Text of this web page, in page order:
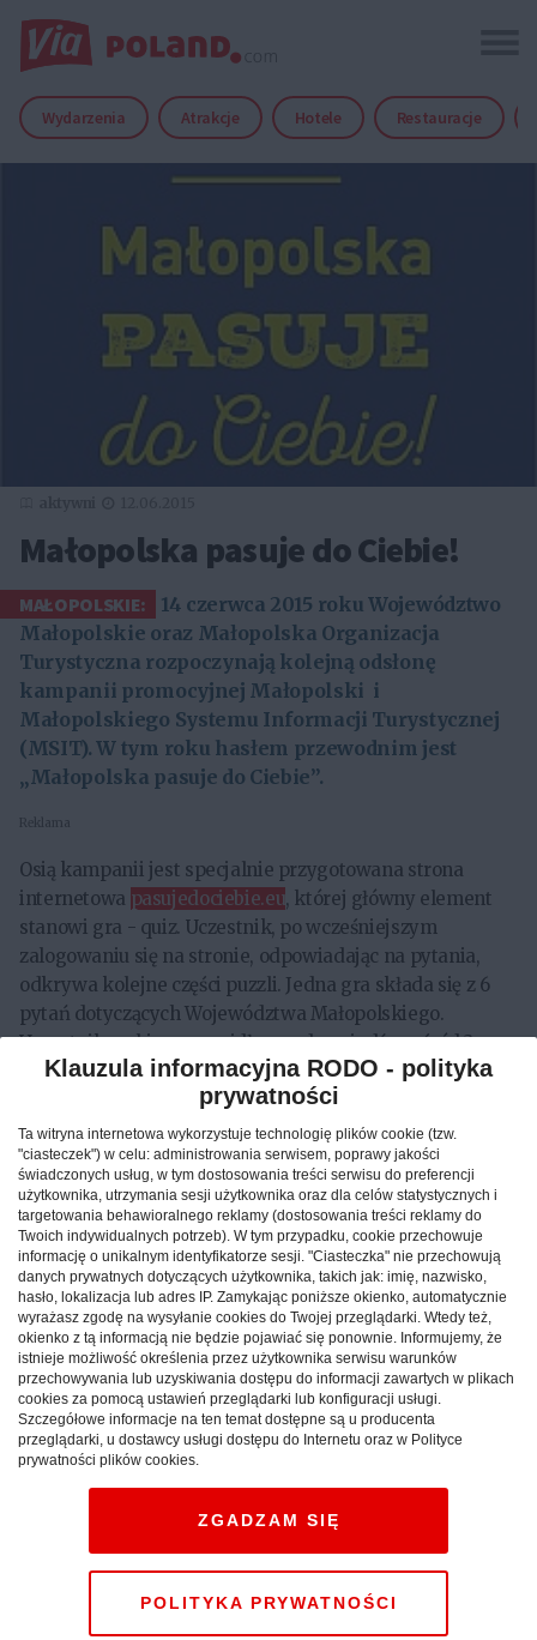
Wydarzenia Atrakcje Hotele Restauracje
Małopolska pasuje do Ciebie!
MAŁOPOLSKIE:
14 czerwca 2015 roku Województwo
Małopolskie oraz Małopolska Organizacja
Turystyczna rozpoczynają kolejną odsłonę
kampanii promocyjnej Małopolski i
Małopolskiego Systemu Informacji Turystycznej
(MSIT). W tym roku hasłem przewodnim jest
„Małopolska pasuje do Ciebie”.
Reklama
Osią kampanii jest specjalnie przygotowana strona
internetowa pasujedociebie.eu, której główny element
stanowi gra - quiz. Uczestnik, po wcześniejszym
zalogowaniu się na stronie, odpowiadając na pytania,
odkrywa kolejne części puzzli. Jedna gra składa się z 6
pytań dotyczących Województwa Małopolskiego.
Uczestnik wybiera prawidłową odpowiedź spośród 3
propozycji. Każda poprawna odpowiedź, odkrywa
fragment zdjęcia - puzzla z charakterystycznym dla
Małopolski motywem. Na zakończenie rundy, po
przejściu 6 pytań pojawia się całe zdjęcie, a gracz musi
odgadnąć co na nim widnieje. Gra kończy się po
3 rundach, wygrywa osoba, która zdobędzie największą
liczbę punktów w jak najkrótszym czasie. O miejscu w
tzw. rankingu „Mistrza Województwa Małopolskiego”
decyduje suma zgromadzonych punktów i czas, jaki
gracz poświęcił na jedną grę. W quizie można brać udział
nieograniczoną liczbę razy. Dla Mistrza Województwa
przewidziana jest atrakcyjna nagroda - weekend
w czterogwiazdkowym hotelu na terenie Małopolski.
Hasło tegorocznej kampanii, „Małopolska pasuje do
Ciebie” nawiązuje do specyfiki całego województwa.
tu nie tylko o dziedzictwie historycznym i kulturalnym, ale także
o zróżnicowaniu terenu i krajobrazu. Jesteśmy wyjątkowym
Klauzula informacyjna RODO - polityka
prywatności
Ta witryna internetowa wykorzystuje technologię plików cookie (tzw.
"ciasteczek") w celu: administrowania serwisem, poprawy jakości
świadczonych usług, w tym dostosowania treści serwisu do preferencji
użytkownika, utrzymania sesji użytkownika oraz dla celów statystycznych i
targetowania behawioralnego reklamy (dostosowania treści reklamy do
Twoich indywidualnych potrzeb). W tym przypadku, cookie przechowuje
informację o unikalnym identyfikatorze sesji. "Ciasteczka" nie przechowują
danych prywatnych dotyczących użytkownika, takich jak: imię, nazwisko,
hasło, lokalizacja lub adres IP. Zamykając poniższe okienko, automatycznie
wyrażasz zgodę na wysyłanie cookies do Twojej przeglądarki. Wtedy też,
okienko z tą informacją nie będzie pojawiać się ponownie. Informujemy, że
istnieje możliwość określenia przez użytkownika serwisu warunków
przechowywania lub uzyskiwania dostępu do informacji zawartych w plikach
cookies za pomocą ustawień przeglądarki lub konfiguracji usługi.
Szczegółowe informacje na ten temat dostępne są u producenta
przeglądarki, u dostawcy usługi dostępu do Internetu oraz w Polityce
prywatności plików cookies.
POLITYKA PRYWATNOŚCI
ZGADZAM SIĘ